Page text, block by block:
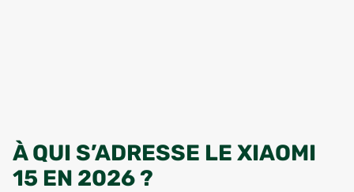
À QUI S’ADRESSE LE XIAOMI
15 EN 2026 ?